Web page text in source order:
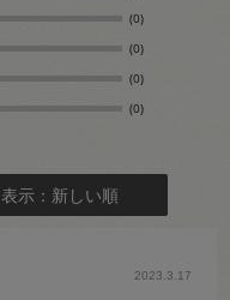
(0)
(0)
(0)
(0)
表示：新しい順
2023.3.17